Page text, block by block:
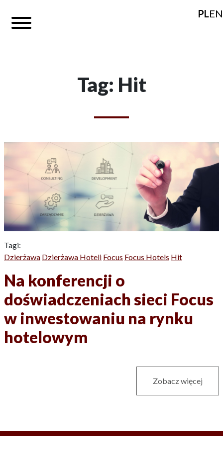
PLEN
Tag: Hit
Tagi:
Dzierżawa Dzierżawa Hoteli Focus Focus Hotels Hit
Na konferencji o
doświadczeniach sieci Focus
w inwestowaniu na rynku
hotelowym
Zobacz więcej